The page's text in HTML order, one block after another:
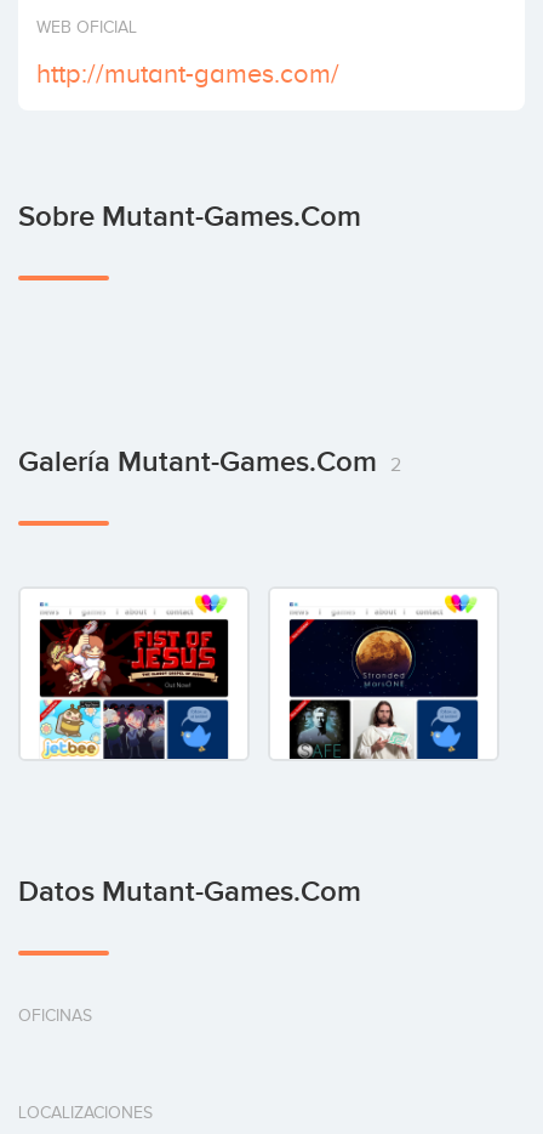
Invertir
WEB OFICIAL
http://mutant-games.com/
Sobre Mutant-Games.com
Galería Mutant-Games.com 2
Datos Mutant-Games.com
OFICINAS
LOCALIZACIONES